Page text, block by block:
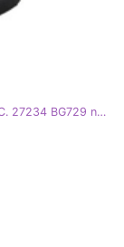
Sandali di sandalo di sandalo Ipanema Diversa d.C. 27234 BG729 nero